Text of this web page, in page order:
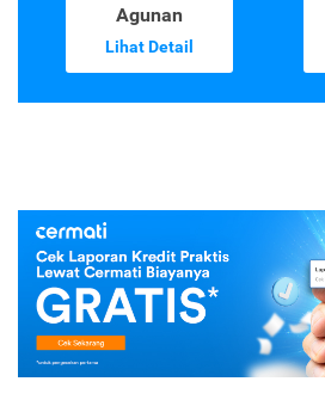
Agunan
Lihat Detail